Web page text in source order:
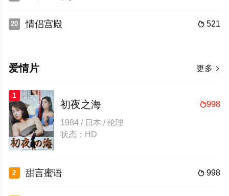
20  521
情侣宫殿
更多 
爱情片
1
998
初夜之海
1984 / 日本 / 伦理
状态：HD
2  998
甜言蜜语